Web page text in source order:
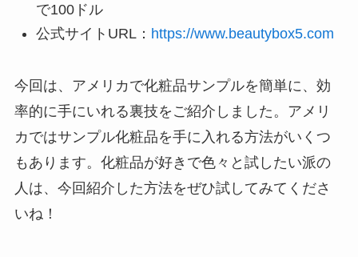
で100ドル
公式サイトURL： https://www.beautybox5.com
今回は、アメリカで化粧品サンプルを簡単に、効
率的に手にいれる裏技をご紹介しました。アメリ
カではサンプル化粧品を手に入れる方法がいくつ
もあります。化粧品が好きで色々と試したい派の
人は、今回紹介した方法をぜひ試してみてくださ
いね！